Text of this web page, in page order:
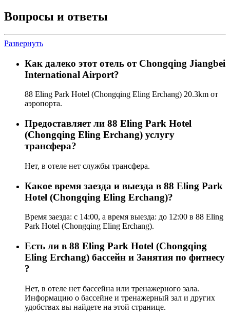
Вопросы и ответы
Развернуть
Как далеко этот отель от Chongqing Jiangbei
International Airport?
88 Eling Park Hotel (Chongqing Eling Erchang) 20.3km от
аэропорта.
Предоставляет ли 88 Eling Park Hotel
(Chongqing Eling Erchang) услугу
трансфера?
Нет, в отеле нет службы трансфера.
Какое время заезда и выезда в 88 Eling Park
Hotel (Chongqing Eling Erchang)?
Время заезда: с 14:00, а время выезда: до 12:00 в 88 Eling
Park Hotel (Chongqing Eling Erchang).
Есть ли в 88 Eling Park Hotel (Chongqing
Eling Erchang) бассейн и Занятия по фитнесу
?
Нет, в отеле нет бассейна или тренажерного зала.
Информацию о бассейне и тренажерный зал и других
удобствах вы найдете на этой странице.